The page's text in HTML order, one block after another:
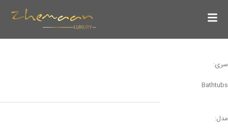
سری:
Bathtubs
مدل: